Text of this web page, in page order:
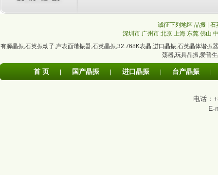
诚征下列地区 晶振 |
深圳市 广州市 北京 上海 东莞 佛山
有源晶振,石英振动子,声表面谐振器,石英晶振,32.768K表晶,进口晶振,石英晶体谐振器
荡器,玩具晶振,爱普
首 页 国产晶振 进口晶振 台产晶振
电话：
E-